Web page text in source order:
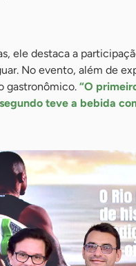
ele destaca a
No evento, além de
gastronômico. “O
teve a bebida